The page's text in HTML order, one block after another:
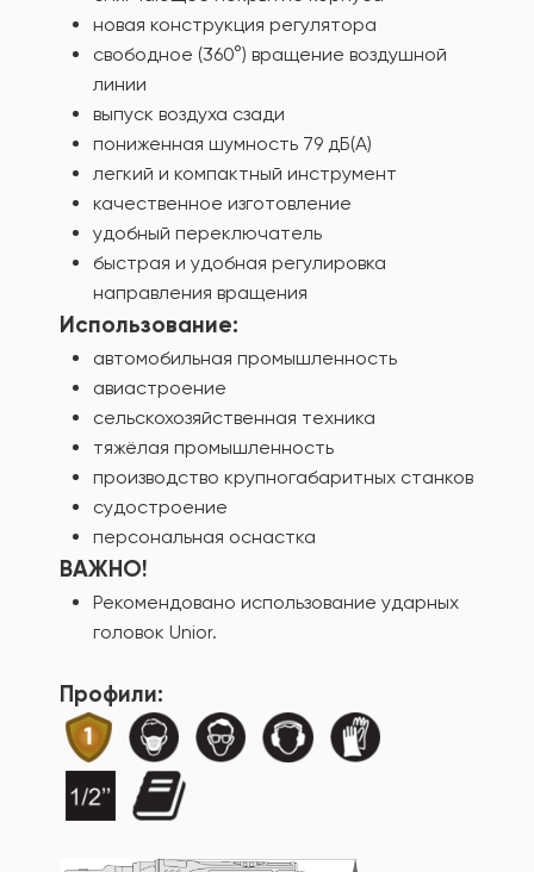
новая конструкция регулятора
свободное (360°) вращение воздушной
линии
выпуск воздуха сзади
пониженная шумность 79 дБ(А)
легкий и компактный инструмент
качественное изготовление
удобный переключатель
быстрая и удобная регулировка
направления вращения
Использование:
автомобильная промышленность
авиастроение
сельскохозяйственная техника
тяжёлая промышленность
производство крупногабаритных станков
судостроение
персональная оснастка
ВАЖНО!
Рекомендовано использование ударных
головок Unior.
Профили: